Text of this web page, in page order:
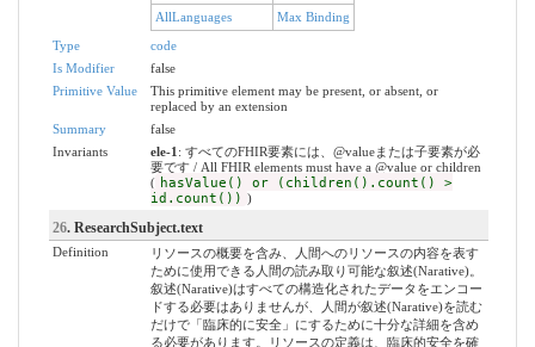
AllLanguages
Max Binding
Type
code
Is Modifier
false
Primitive Value
This primitive element may be present, or absent, or
replaced by an extension
Summary
false
Invariants
ele-1 : すべてのFHIR要素には、@valueまたは子要素が必
要です / All FHIR elements must have a @value or children
( hasValue() or (children().count() >
id.count()) )
26. ResearchSubject.text
Definition
リソースの概要を含み、人間へのリソースの内容を表す
ために使用できる人間の読み取り可能な叙述(Narative)。
叙述(Narative)はすべての構造化されたデータをエンコー
ドする必要はありませんが、人間が叙述(Narative)を読む
だけで「臨床的に安全」にするために十分な詳細を含め
る必要があります。リソースの定義は、臨床的安全を確